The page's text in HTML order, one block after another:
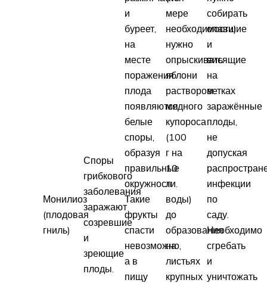
Монилиоз
(плодовая
гниль)
Споры
грибкового
заболевания
заражают
созревшие
и
зреющие
плоды.
и
буреет,
на
месте
поражения
плода
появляются
белые
споры,
образуя
правильные
окружности.
Такие
фрукты
спасти
невозможно,
а в
пищу
мере
необходимости)
нужно
опрыскивать
яблони
раствором
медного
купороса
(100
г на
10
л
воды)
до
образования
на
листьях
крупных
собирать
опавшие
и
висящие
на
ветках
заражённые
плоды,
не
допуская
инфекции
по
саду.
Необходимо
сгребать
и
уничтожать